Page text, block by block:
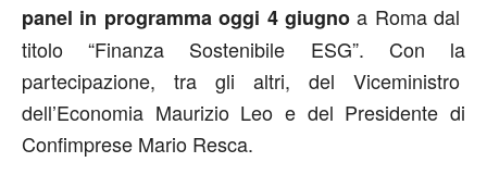
panel in programma oggi 4 giugnoa Roma dal
titolo “Finanza Sostenibile ESG”. Con la
partecipazione, tra gli altri, del Viceministro
dell’Economia Maurizio Leo e del Presidente di
Confimprese Mario Resca.